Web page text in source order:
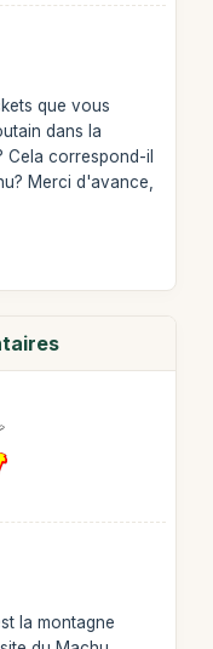
que vous
dans la
Cela correspond-il
Merci d'avance,
la montagne